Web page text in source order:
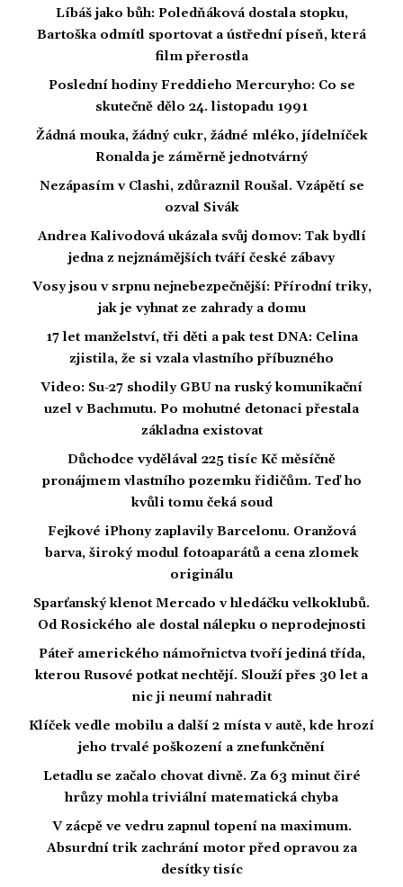
Líbáš jako bůh: Poledňáková dostala stopku,
Bartoška odmítl sportovat a ústřední píseň, která
film přerostla
Poslední hodiny Freddieho Mercuryho: Co se
skutečně dělo 24. listopadu 1991
Žádná mouka, žádný cukr, žádné mléko, jídelníček
Ronalda je záměrně jednotvárný
Nezápasím v Clashi, zdůraznil Roušal. Vzápětí se
ozval Sivák
Andrea Kalivodová ukázala svůj domov: Tak bydlí
jedna z nejznámějších tváří české zábavy
Vosy jsou v srpnu nejnebezpečnější: Přírodní triky,
jak je vyhnat ze zahrady a domu
17 let manželství, tři děti a pak test DNA: Celina
zjistila, že si vzala vlastního příbuzného
Video: Su-27 shodily GBU na ruský komunikační
uzel v Bachmutu. Po mohutné detonaci přestala
základna existovat
Důchodce vydělával 225 tisíc Kč měsíčně
pronájmem vlastního pozemku řidičům. Teď ho
kvůli tomu čeká soud
Fejkové iPhony zaplavily Barcelonu. Oranžová
barva, široký modul fotoaparátů a cena zlomek
originálu
Sparťanský klenot Mercado v hledáčku velkoklubů.
Od Rosického ale dostal nálepku o neprodejnosti
Páteř amerického námořnictva tvoří jediná třída,
kterou Rusové potkat nechtějí. Slouží přes 30 let a
nic ji neumí nahradit
Klíček vedle mobilu a další 2 místa v autě, kde hrozí
jeho trvalé poškození a znefunkčnění
Letadlu se začalo chovat divně. Za 63 minut čiré
hrůzy mohla triviální matematická chyba
V zácpě ve vedru zapnul topení na maximum.
Absurdní trik zachrání motor před opravou za
desítky tisíc